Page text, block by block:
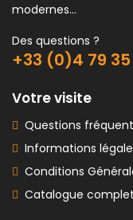
modernes...
Des questions ?
+33 (0)4 79 35
Votre visite
Questions
Informations
Conditions
Catalogue